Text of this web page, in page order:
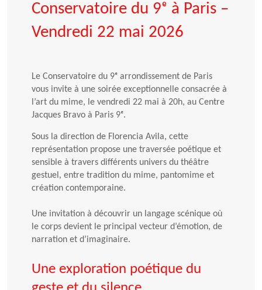
Conservatoire du 9ᵉ à Paris –
Vendredi 22 mai 2026
Le Conservatoire du 9ᵉ arrondissement de Paris
vous invite à une soirée exceptionnelle consacrée à
l’art du mime, le vendredi 22 mai à 20h, au Centre
Jacques Bravo à Paris 9ᵉ.
Sous la direction de Florencia Avila, cette
représentation propose une traversée poétique et
sensible à travers différents univers du théâtre
gestuel, entre tradition du mime, pantomime et
création contemporaine.
Une invitation à découvrir un langage scénique où
le corps devient le principal vecteur d’émotion, de
narration et d’imaginaire.
Une exploration poétique du